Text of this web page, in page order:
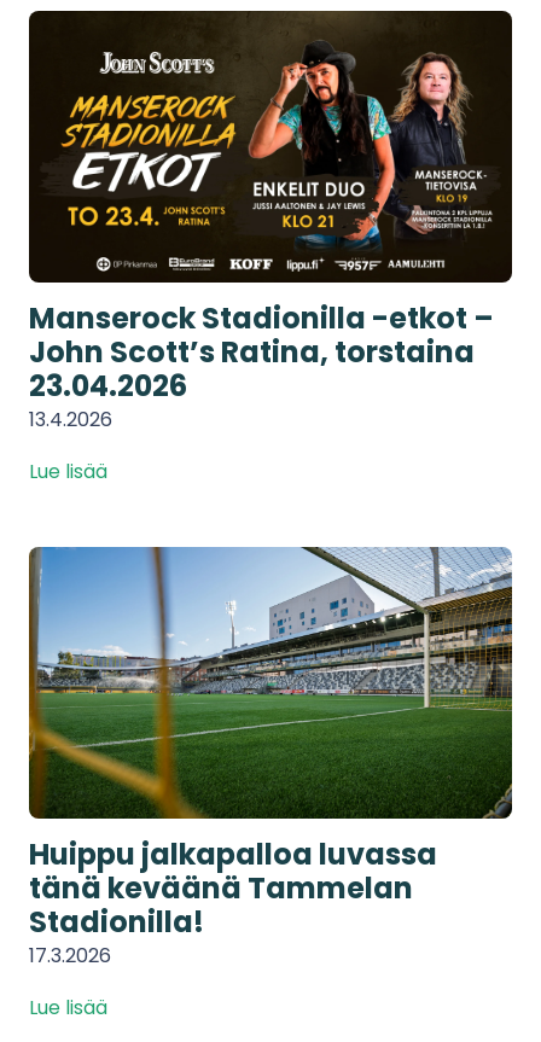
Manserock Stadionilla -etkot –
John Scott’s Ratina, torstaina
23.04.2026
13.4.2026
Lue lisää
Huippu jalkapalloa luvassa
tänä keväänä Tammelan
Stadionilla!
17.3.2026
Lue lisää